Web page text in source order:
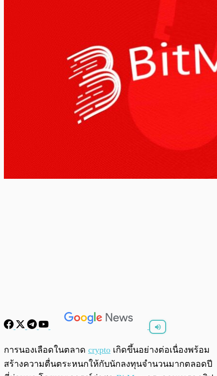
พร้อมเล่น 0:00/ 0:00
การนองเลือดในตลาด crypto เกิดขึ้นอย่างต่อเนื่องพร้อม
สร้างความตื่นตระหนกให้กับนักลงทุนจำนวนมากตลอดปี